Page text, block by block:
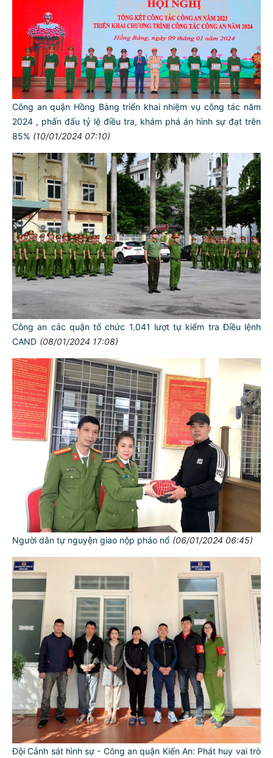
Công an quận Hồng Bàng triển khai nhiệm vụ công tác năm
2024 , phấn đấu tỷ lệ điều tra, khám phá án hình sự đạt trên
85% (10/01/2024 07:10)
Công an các quận tổ chức 1.041 lượt tự kiểm tra Điều lệnh
CAND (08/01/2024 17:08)
Người dân tự nguyện giao nộp pháo nổ (06/01/2024 06:45)
Đội Cảnh sát hình sự - Công an quận Kiến An: Phát huy vai trò